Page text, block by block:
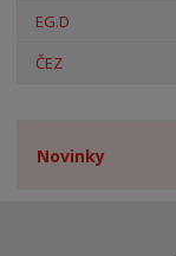
EG.D
ČEZ
Novinky